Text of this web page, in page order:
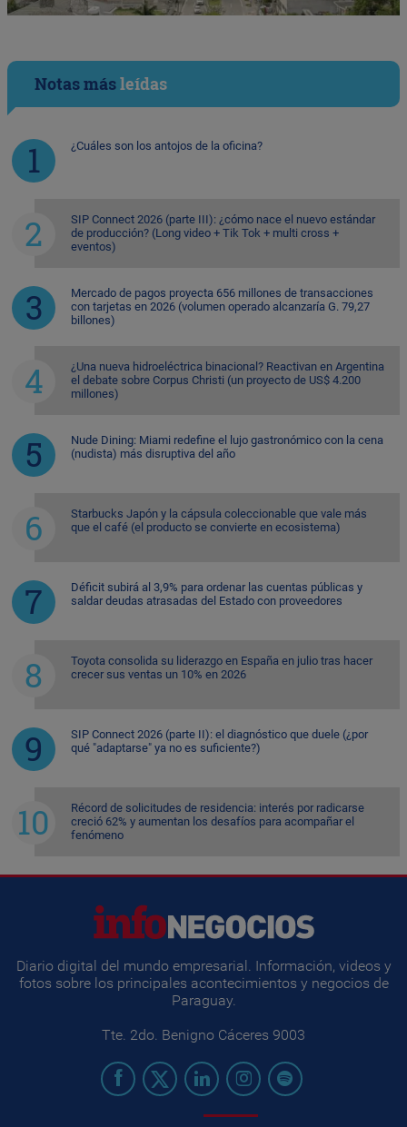
Notas másleídas
¿Cuáles son los antojos de la oficina?
SIP Connect 2026 (parte III): ¿cómo nace el nuevo estándar
de producción? (Long video + Tik Tok + multi cross +
eventos)
Mercado de pagos proyecta 656 millones de transacciones
con tarjetas en 2026 (volumen operado alcanzaría G. 79,27
billones)
¿Una nueva hidroeléctrica binacional? Reactivan en Argentina
el debate sobre Corpus Christi (un proyecto de US$ 4.200
millones)
Nude Dining: Miami redefine el lujo gastronómico con la cena
(nudista) más disruptiva del año
Starbucks Japón y la cápsula coleccionable que vale más
que el café (el producto se convierte en ecosistema)
Déficit subirá al 3,9% para ordenar las cuentas públicas y
saldar deudas atrasadas del Estado con proveedores
Toyota consolida su liderazgo en España en julio tras hacer
crecer sus ventas un 10% en 2026
SIP Connect 2026 (parte II): el diagnóstico que duele (¿por
qué "adaptarse" ya no es suficiente?)
Récord de solicitudes de residencia: interés por radicarse
creció 62% y aumentan los desafíos para acompañar el
fenómeno
Diario digital del mundo empresarial. Información, videos y
fotos sobre los principales acontecimientos y negocios de
Paraguay.
Tte. 2do. Benigno Cáceres 9003